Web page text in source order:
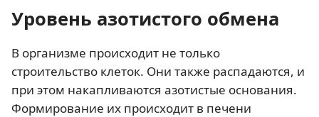
Уровень азотистого обмена
В организме происходит не только
строительство клеток. Они также распадаются, и
при этом накапливаются азотистые основания.
Формирование их происходит в печени